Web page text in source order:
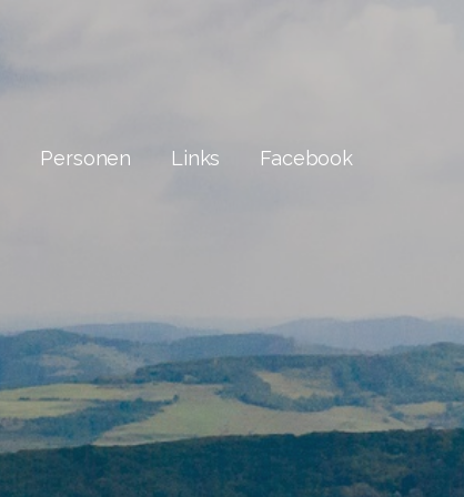
Personen Links Facebook